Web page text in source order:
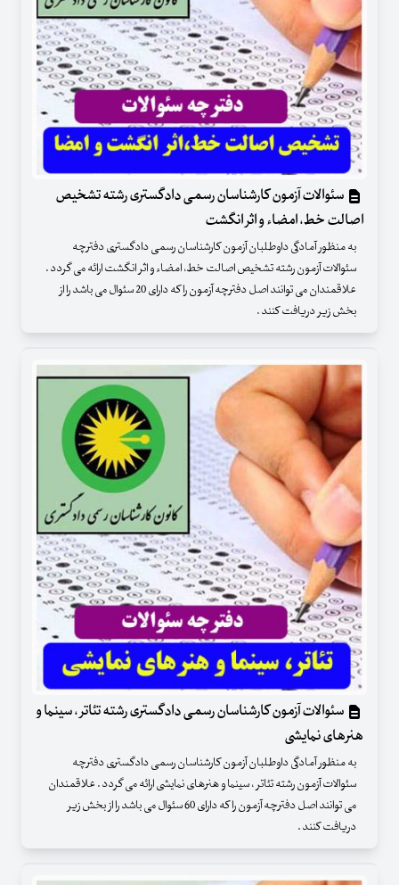
سئوالات آزمون کارشناسان رسمی دادگستری رشته تشخیص
اصالت خط، امضاء و اثر انگشت
به منظور آمادگی داوطلبان آزمون کارشناسان رسمی دادگستری دفترچه
سئوالات آزمون رشته تشخیص اصالت خط، امضاء و اثر انگشت ارائه می گردد .
علاقمندان می توانند اصل دفترچه آزمون را که دارای 20 سئوال می باشد را از
بخش زیر دریافت کنند .
سئوالات آزمون کارشناسان رسمی دادگستری رشته تئاتر ، سینما و
هنرهای نمایشی
به منظور آمادگی داوطلبان آزمون کارشناسان رسمی دادگستری دفترچه
سئوالات آزمون رشته تئاتر ، سینما و هنرهای نمایشی ارائه می گردد . علاقمندان
می توانند اصل دفترچه آزمون را که دارای 60 سئوال می باشد را از بخش زیر
دریافت کنند .